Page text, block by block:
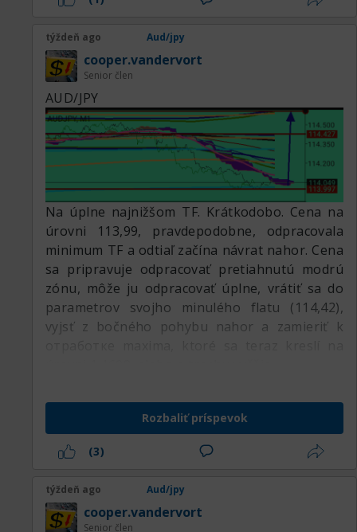
týždeň ago Aud/jpy
cooper.vandervort
Senior člen
AUD/JPY
Na úplne najnižšom TF. Krátkodobo. Cena na
úrovni 113,99, pravdepodobne, odpracovala
minimum TF a odtiaľ začína návrat nahor. Cena
sa pripravuje odpracovať pretiahnutú modrú
zónu, môže ju odpracovať úplne, vrátiť sa do
parametrov svojho minulého flatu (114,42),
vyjsť z bočného pohybu nahor a zamieriť k
Rozbaliť príspevok
(3)
týždeň ago Aud/jpy
cooper.vandervort
Senior člen